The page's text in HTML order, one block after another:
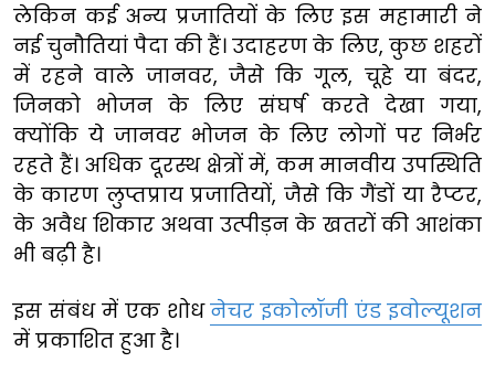
लेकिन कई अन्य प्रजातियों के लिए इस महामारी ने
नई चुनौतियां पैदा की हैं। उदाहरण के लिए, कुछ शहरों
में रहने वाले जानवर, जैसे कि गूल, चूहे या बंदर,
जिनको भोजन के लिए संघर्ष करते देखा गया,
क्योंकि ये जानवर भोजन के लिए लोगों पर निर्भर
रहते हैं। अधिक दूरस्थ क्षेत्रों में, कम मानवीय उपस्थिति
के कारण लुप्तप्राय प्रजातियों, जैसे कि गैंडों या रैप्टर,
के अवैध शिकार अथवा उत्पीड़न के खतरों की आशंका
भी बढ़ी है।
इस संबंध में एक शोधनेचर इकोलॉजी एंड इवोल्यूशन
में प्रकाशित हुआ है।